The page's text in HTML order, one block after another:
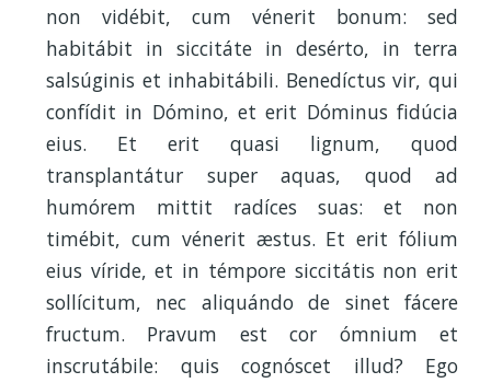
non vidébit, cum vénerit bonum: sed
habitábit in siccitáte in desérto, in terra
salsúginis et inhabitábili. Benedíctus vir, qui
confídit in Dómino, et erit Dóminus fidúcia
eius. Et erit quasi lignum, quod
transplantátur super aquas, quod ad
humórem mittit radíces suas: et non
timébit, cum vénerit æstus. Et erit fólium
eius víride, et in témpore siccitátis non erit
sollícitum, nec aliquándo de sinet fácere
fructum. Pravum est cor ómnium et
inscrutábile: quis cognóscet illud? Ego